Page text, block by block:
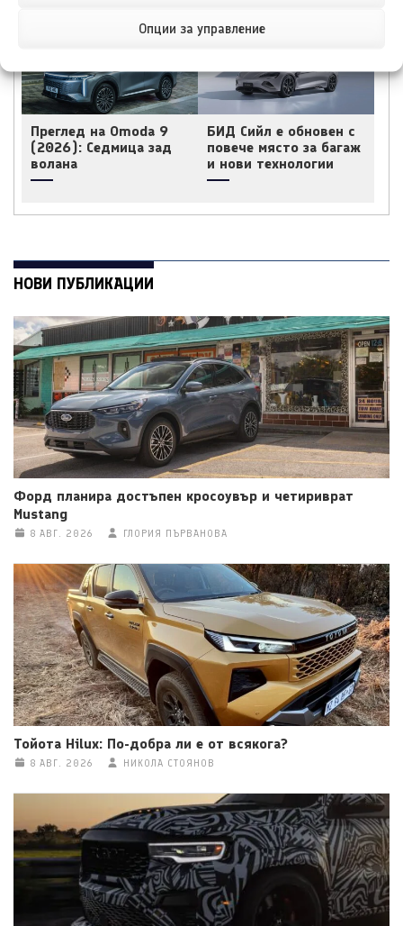
Опции за управление
Преглед на Omoda 9
(2026): Седмица зад
волана
БИД Сийл е обновен с
повече място за багаж
и нови технологии
НОВИ ПУБЛИКАЦИИ
Форд планира достъпен кросоувър и четириврат
Mustang
8 АВГ. 2026 ГЛОРИЯ ПЪРВАНОВА
Тойота Hilux: По-добра ли е от всякога?
8 АВГ. 2026 НИКОЛА СТОЯНОВ